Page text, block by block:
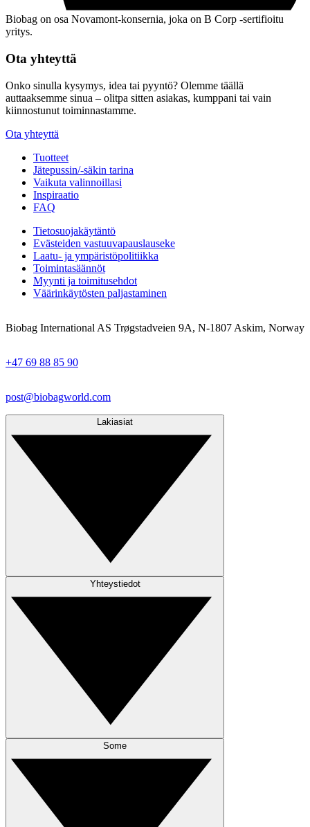
Biobag on osa Novamont-konsernia, joka on B Corp -sertifioitu
yritys.
Ota yhteyttä
Onko sinulla kysymys, idea tai pyyntö? Olemme täällä
auttaaksemme sinua – olitpa sitten asiakas, kumppani tai vain
kiinnostunut toiminnastamme.
Ota yhteyttä
Tuotteet
Jätepussin/-säkin tarina
Vaikuta valinnoillasi
Inspiraatio
FAQ
Tietosuojakäytäntö
Evästeiden vastuuvapauslauseke
Laatu- ja ympäristöpolitiikka
Toimintasäännöt
Myynti ja toimitusehdot
Väärinkäytösten paljastaminen
Biobag International AS Trøgstadveien 9A, N-1807 Askim, Norway
+47 69 88 85 90
post@biobagworld.com
Lakiasiat
Yhteystiedot
Some